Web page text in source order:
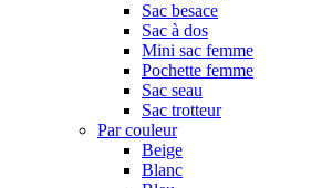
Sac besace
Sac à dos
Mini sac femme
Pochette femme
Sac seau
Sac trotteur
Par couleur
Beige
Blanc